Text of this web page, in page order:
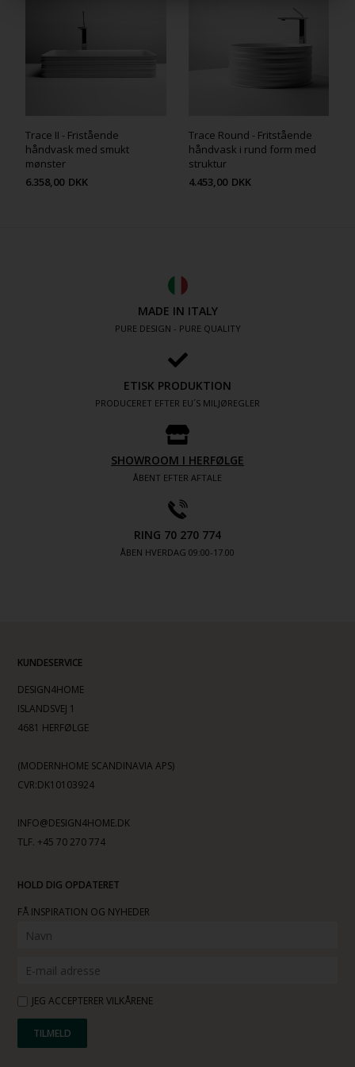
Trace II - Fristående
håndvask med smukt
mønster
6.358,00 DKK
Trace Round - Fritstående
håndvask i rund form med
struktur
4.453,00 DKK
MADE IN ITALY
PURE DESIGN - PURE QUALITY
ETISK PRODUKTION
PRODUCERET EFTER EU´S MILJØREGLER
SHOWROOM I HERFØLGE
ÅBENT EFTER AFTALE
RING 70 270 774
ÅBEN HVERDAG 09:00-17.00
KUNDESERVICE
DESIGN4HOME
ISLANDSVEJ 1
4681 HERFØLGE
(MODERNHOME SCANDINAVIA APS)
CVR:DK10103924
INFO@DESIGN4HOME.DK
TLF. +45 70 270 774
HOLD DIG OPDATERET
FÅ INSPIRATION OG NYHEDER
JEG ACCEPTERER VILKÅRENE